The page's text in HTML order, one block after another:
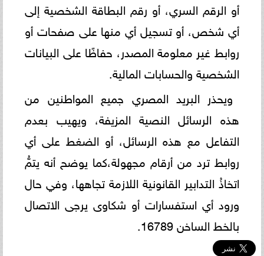
أو الرقم السري، أو رقم البطاقة الشخصية إلى
أي شخص، أو تسجيل أي منها على صفحات أو
روابط غير معلومة المصدر، حفاظًا على البيانات
الشخصية والحسابات المالية.
ويحذر البريد المصري جميع المواطنين من
هذه الرسائل النصية المزيفة، ويهيب بعدم
التفاعل مع هذه الرسائل، أو الضغط على أي
روابط ترد من أرقام مجهولة،كما يوضح أنه يتمُّ
اتخاذُ التدابير القانونية اللازمة تجاهها، وفي حال
ورود أي استفسارات أو شكاوى يرجى الاتصال
بالخط الساخن 16789.